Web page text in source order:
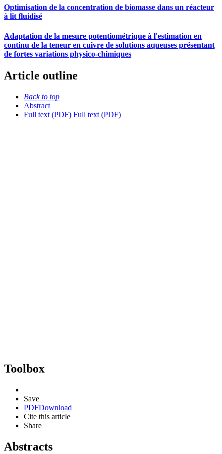
Optimisation de la concentration de biomasse dans un réacteur
à lit fluidisé
Adaptation de la mesure potentiométrique à l'estimation en
continu de la teneur en cuivre de solutions aqueuses présentant
de fortes variations physico-chimiques
Article outline
Back to top
Abstract
Full text (PDF) Full text (PDF)
Toolbox
Save
PDFDownload
Cite this article
Share
Abstracts